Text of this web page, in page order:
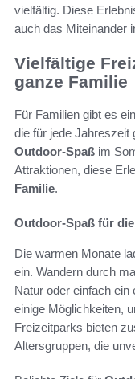
vielfältig. Diese
auch das Miteinander
Vielfältige
ganze Familie
Für Familien gibt es
die für jede Jahreszeit
Outdoor-Spaß im
Attraktionen, diese
Familie.
Outdoor-Spaß für
Die warmen Monate
ein. Wandern durch
Natur oder einfach
einige Möglichkeiten,
Freizeitparks bieten
Altersgruppen, die